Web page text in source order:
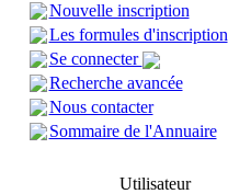
Nouvelle inscription
Les formules d'inscription
Se connecter
Recherche avancée
Nous contacter
Sommaire de l'Annuaire
Utilisateur